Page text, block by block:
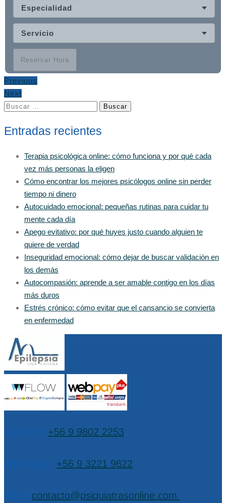
Especialidad
Servicio
Reservar Hora
Previous
Next
Buscar:
Entradas recientes
Terapia psicológica online: cómo funciona y por qué cada
vez más personas la eligen
Cómo encontrar los mejores psicólogos online sin perder
tiempo ni dinero
Autocuidado emocional: pequeñas rutinas para cuidar tu
mente cada día
Apego evitativo: por qué huyes justo cuando alguien te
quiere de verdad
Inseguridad emocional: cómo dejar de buscar validación en
los demás
Autocompasión: aprende a ser amable contigo en los días
más duros
Estrés crónico: cómo evitar que el cansancio se convierta
en enfermedad
+56 9 9802 2253
+56 9 3221 9622
contacto@psiquiatrasonline.com